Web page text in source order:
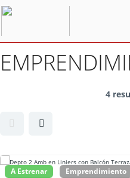
4
A Estrenar Emprendimiento